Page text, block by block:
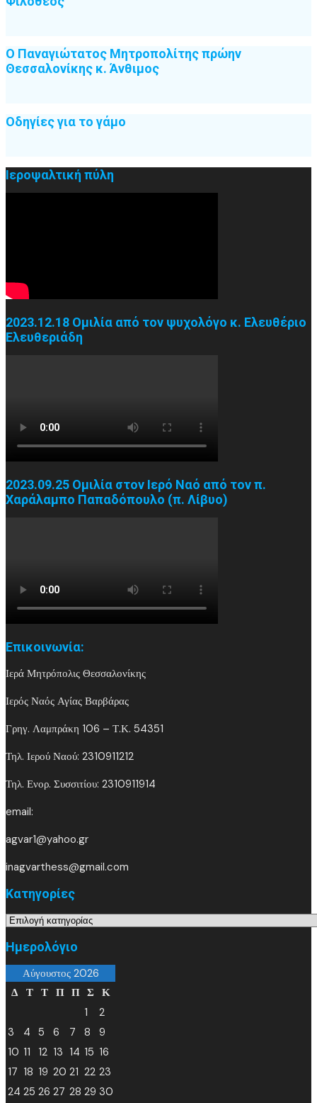
Ο Παναγιώτατος Μητροπολίτης πρώην
Θεσσαλονίκης κ. Άνθιμος
Οδηγίες για το γάμο
Ιεροψαλτική πύλη
2023.12.18 Ομιλία από τον ψυχολόγο κ. Ελευθέριο
Ελευθεριάδη
2023.09.25 Ομιλία στον Ιερό Ναό από τον π.
Χαράλαμπο Παπαδόπουλο (π. Λίβυο)
Επικοινωνία:
Ιερά Μητρόπολις Θεσσαλονίκης
Ιερός Ναός Αγίας Βαρβάρας
Γρηγ. Λαμπράκη 106 – Τ.Κ. 54351
Τηλ. Ιερού Ναού: 2310911212
Τηλ. Ενορ. Συσσιτίου: 2310911914
email:
agvar1@yahoo.gr
inagvarthess@gmail.com
Kατηγορίες
Kατηγορίες
Ημερολόγιο
Αύγουστος 2026
Δ
Τ Τ Π Π Σ Κ
1
2
3
4 5 6 7 8
9
10 11 12 13 14 15 16
17 18 19 20 21 22 23
24 25 26 27 28 29 30